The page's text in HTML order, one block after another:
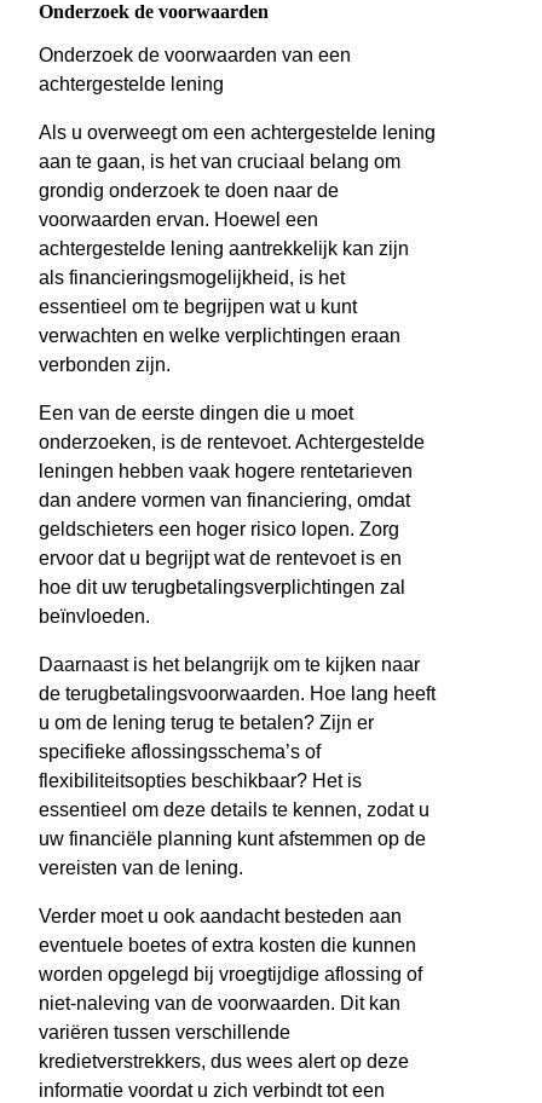
Onderzoek de voorwaarden
Onderzoek de voorwaarden van een
achtergestelde lening
Als u overweegt om een achtergestelde lening
aan te gaan, is het van cruciaal belang om
grondig onderzoek te doen naar de
voorwaarden ervan. Hoewel een
achtergestelde lening aantrekkelijk kan zijn
als financieringsmogelijkheid, is het
essentieel om te begrijpen wat u kunt
verwachten en welke verplichtingen eraan
verbonden zijn.
Een van de eerste dingen die u moet
onderzoeken, is de rentevoet. Achtergestelde
leningen hebben vaak hogere rentetarieven
dan andere vormen van financiering, omdat
geldschieters een hoger risico lopen. Zorg
ervoor dat u begrijpt wat de rentevoet is en
hoe dit uw terugbetalingsverplichtingen zal
beïnvloeden.
Daarnaast is het belangrijk om te kijken naar
de terugbetalingsvoorwaarden. Hoe lang heeft
u om de lening terug te betalen? Zijn er
specifieke aflossingsschema’s of
flexibiliteitsopties beschikbaar? Het is
essentieel om deze details te kennen, zodat u
uw financiële planning kunt afstemmen op de
vereisten van de lening.
Verder moet u ook aandacht besteden aan
eventuele boetes of extra kosten die kunnen
worden opgelegd bij vroegtijdige aflossing of
niet-naleving van de voorwaarden. Dit kan
variëren tussen verschillende
kredietverstrekkers, dus wees alert op deze
informatie voordat u zich verbindt tot een